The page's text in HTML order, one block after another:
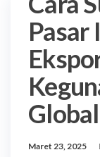
Pasar
Global
Maret 23, 2025